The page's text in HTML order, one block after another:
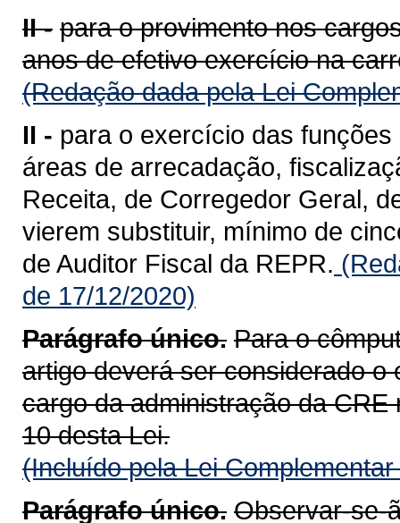
II - para o provimento nos
anos de efetivo exercício na
(Redação dada pela Lei
II - para o exercício das
áreas de arrecadação,
Receita, de Corregedor Geral,
vierem substituir, mínimo de
de Auditor Fiscal da REPR.
de 17/12/2020)
Parágrafo único. Para o
artigo deverá ser considerado
cargo da administração da
10 desta Lei.
(Incluído pela Lei
Parágrafo único. Observar-se-